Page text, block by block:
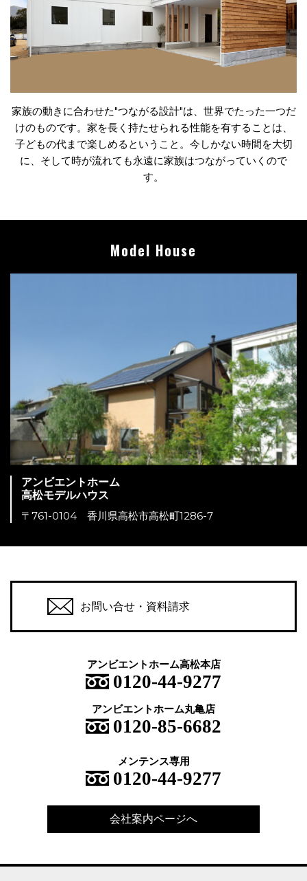
家族の動きに合わせた"つながる設計"は、世界でたった一つだ
けのものです。家を長く持たせられる性能を有することは、
子どもの代まで楽しめるということ。今しかない時間を大切
に、そして時が流れても永遠に家族はつながっていくので
す。
Model House
アンビエントホーム
高松モデルハウス
〒761-0104 香川県高松市高松町1286-7
お問い合せ・資料請求
アンビエントホーム高松本店
0120-44-9277
アンビエントホーム丸亀店
0120-85-6682
メンテンス専用
0120-44-9277
会社案内ページへ